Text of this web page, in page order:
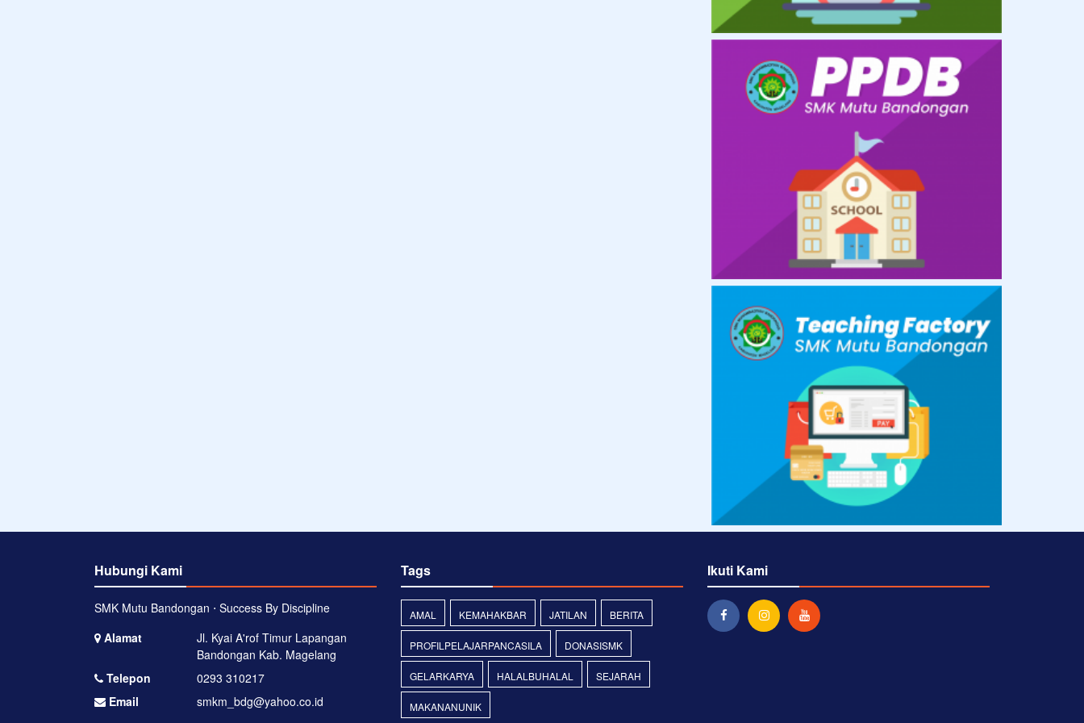
Hubungi Kami
SMK Mutu Bandongan ⋅ Success By Discipline
Alamat
Jl. Kyai A'rof Timur Lapangan
Bandongan Kab. Magelang
Telepon
0293 310217
Email
smkm_bdg@yahoo.co.id
Tags
AMAL KEMAHAKBAR JATILAN BERITA
PROFILPELAJARPANCASILA DONASISMK
GELARKARYA HALALBUHALAL SEJARAH
MAKANANUNIK
Ikuti Kami